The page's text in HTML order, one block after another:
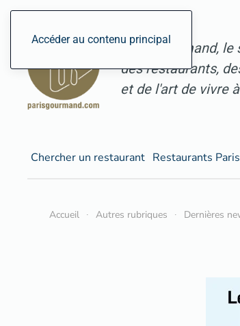
Accéder au contenu principal
ParisGourmand, le
des restaurants,
et de l'art de vivre
Chercher un restaurant Restaurants Paris
Accueil Autres rubriques Dernières